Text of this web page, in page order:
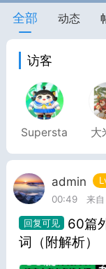
中考资料
全部 动态
访客
Supersta 大
admin
00:49
60篇
词（附解析）